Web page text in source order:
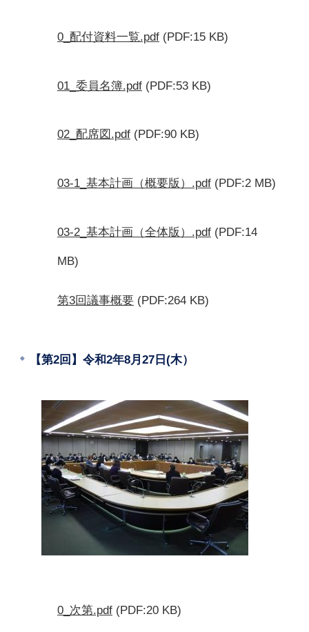
0_配付資料一覧.pdf (PDF:15 KB)
01_委員名簿.pdf (PDF:53 KB)
02_配席図.pdf (PDF:90 KB)
03-1_基本計画（概要版）.pdf (PDF:2 MB)
03-2_基本計画（全体版）.pdf (PDF:14
MB)
第3回議事概要 (PDF:264 KB)
【第2回】令和2年8月27日(木）
0_次第.pdf (PDF:20 KB)